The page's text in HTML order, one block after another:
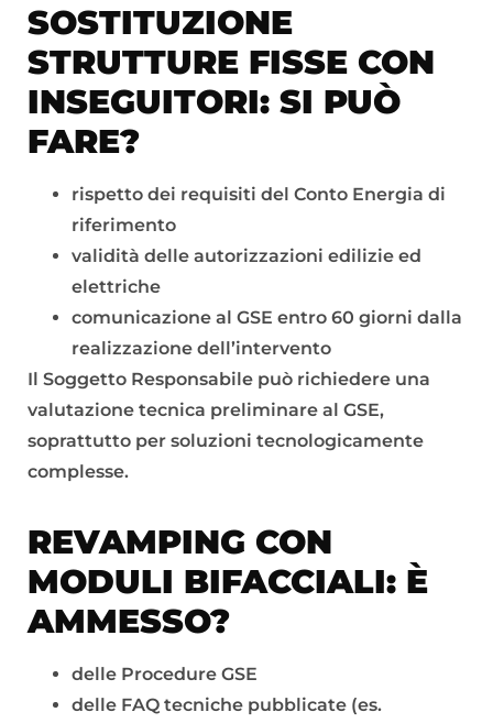
SOSTITUZIONE
STRUTTURE FISSE CON
INSEGUITORI: SI PUÒ
FARE?
rispetto dei requisiti del Conto Energia di
riferimento
validità delle autorizzazioni edilizie ed
elettriche
comunicazione al GSE entro 60 giorni dalla
realizzazione dell’intervento
Il Soggetto Responsabile può richiedere una
valutazione tecnica preliminare al GSE,
soprattutto per soluzioni tecnologicamente
complesse.
REVAMPING CON
MODULI BIFACCIALI: È
AMMESSO?
delle Procedure GSE
delle FAQ tecniche pubblicate (es.